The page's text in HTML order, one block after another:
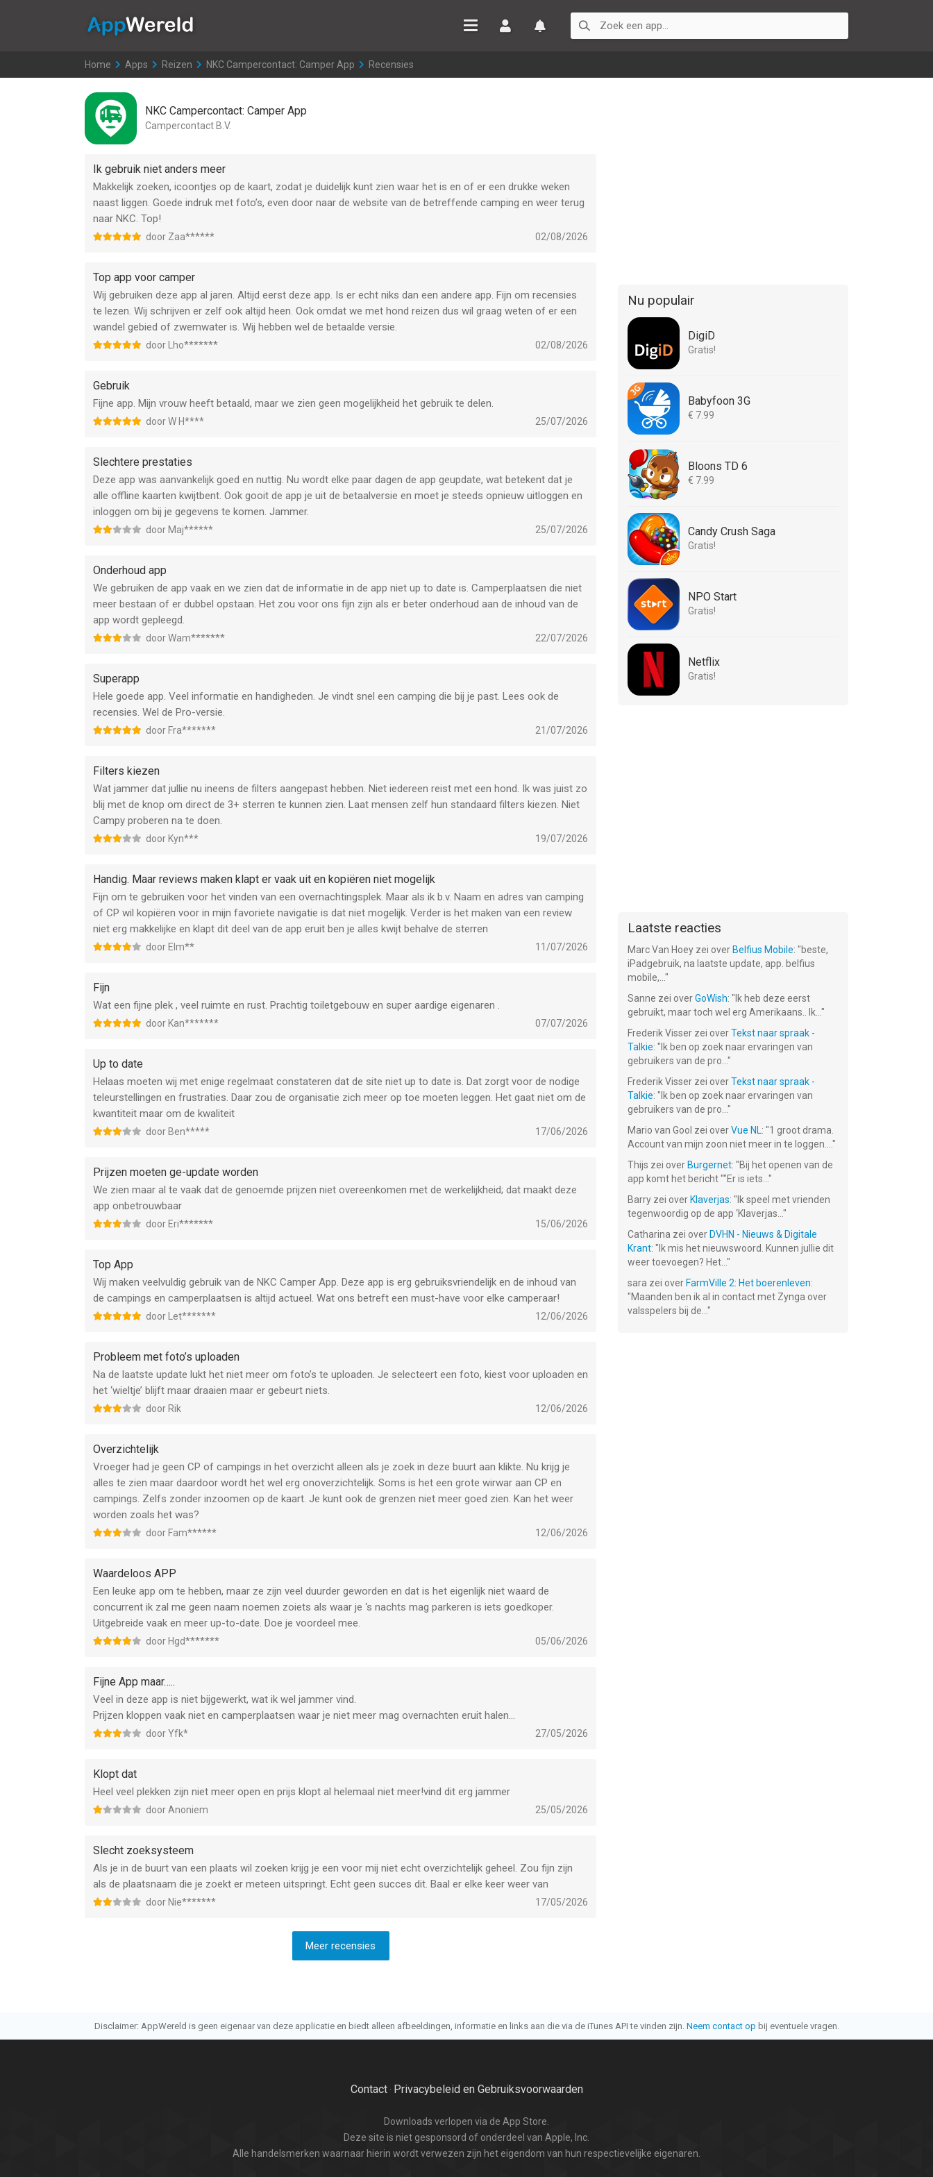
Home >
Apps >
Reizen >
NKC Campercontact: Camper App >
Recensies
NKC Campercontact: Camper App
Campercontact B.V.
Ik gebruik niet anders meer
Makkelijk zoeken, icoontjes op de kaart, zodat je duidelijk kunt zien waar het is en of er een drukke weken
naast liggen. Goede indruk met foto’s, even door naar de website van de betreffende camping en weer terug
naar NKC. Top!
door Zaa****** 02/08/2026
Top app voor camper
Wij gebruiken deze app al jaren. Altijd eerst deze app. Is er echt niks dan een andere app. Fijn om recensies
te lezen. Wij schrijven er zelf ook altijd heen. Ook omdat we met hond reizen dus wil graag weten of er een
wandel gebied of zwemwater is. Wij hebben wel de betaalde versie.
door Lho******* 02/08/2026
Gebruik
Fijne app. Mijn vrouw heeft betaald, maar we zien geen mogelijkheid het gebruik te delen.
door W H**** 25/07/2026
Slechtere prestaties
Deze app was aanvankelijk goed en nuttig. Nu wordt elke paar dagen de app geupdate, wat betekent dat je
alle offline kaarten kwijtbent. Ook gooit de app je uit de betaalversie en moet je steeds opnieuw uitloggen en
inloggen om bij je gegevens te komen. Jammer.
door Maj****** 25/07/2026
Onderhoud app
We gebruiken de app vaak en we zien dat de informatie in de app niet up to date is. Camperplaatsen die niet
meer bestaan of er dubbel opstaan. Het zou voor ons fijn zijn als er beter onderhoud aan de inhoud van de
app wordt gepleegd.
door Wam******* 22/07/2026
Superapp
Hele goede app. Veel informatie en handigheden. Je vindt snel een camping die bij je past. Lees ook de
recensies. Wel de Pro-versie.
door Fra******* 21/07/2026
Filters kiezen
Wat jammer dat jullie nu ineens de filters aangepast hebben. Niet iedereen reist met een hond. Ik was juist zo
blij met de knop om direct de 3+ sterren te kunnen zien. Laat mensen zelf hun standaard filters kiezen. Niet
Campy proberen na te doen.
door Kyn*** 19/07/2026
Handig. Maar reviews maken klapt er vaak uit en kopiëren niet mogelijk
Fijn om te gebruiken voor het vinden van een overnachtingsplek. Maar als ik b.v. Naam en adres van camping
of CP wil kopiëren voor in mijn favoriete navigatie is dat niet mogelijk. Verder is het maken van een review
niet erg makkelijke en klapt dit deel van de app eruit ben je alles kwijt behalve de sterren
door Elm** 11/07/2026
Fijn
Wat een fijne plek , veel ruimte en rust. Prachtig toiletgebouw en super aardige eigenaren .
door Kan******* 07/07/2026
Up to date
Helaas moeten wij met enige regelmaat constateren dat de site niet up to date is. Dat zorgt voor de nodige
teleurstellingen en frustraties. Daar zou de organisatie zich meer op toe moeten leggen. Het gaat niet om de
kwantiteit maar om de kwaliteit
door Ben***** 17/06/2026
Prijzen moeten ge-update worden
We zien maar al te vaak dat de genoemde prijzen niet overeenkomen met de werkelijkheid; dat maakt deze
app onbetrouwbaar
door Eri******* 15/06/2026
Top App
Wij maken veelvuldig gebruik van de NKC Camper App. Deze app is erg gebruiksvriendelijk en de inhoud van
de campings en camperplaatsen is altijd actueel. Wat ons betreft een must-have voor elke camperaar!
door Let******* 12/06/2026
Probleem met foto’s uploaden
Na de laatste update lukt het niet meer om foto’s te uploaden. Je selecteert een foto, kiest voor uploaden en
het ‘wieltje’ blijft maar draaien maar er gebeurt niets.
door Rik 12/06/2026
Overzichtelijk
Vroeger had je geen CP of campings in het overzicht alleen als je zoek in deze buurt aan klikte. Nu krijg je
alles te zien maar daardoor wordt het wel erg onoverzichtelijk. Soms is het een grote wirwar aan CP en
campings. Zelfs zonder inzoomen op de kaart. Je kunt ook de grenzen niet meer goed zien. Kan het weer
worden zoals het was?
door Fam****** 12/06/2026
Waardeloos APP
Een leuke app om te hebben, maar ze zijn veel duurder geworden en dat is het eigenlijk niet waard de
concurrent ik zal me geen naam noemen zoiets als waar je ‘s nachts mag parkeren is iets goedkoper.
Uitgebreide vaak en meer up-to-date. Doe je voordeel mee.
door Hgd******* 05/06/2026
Fijne App maar…..
Veel in deze app is niet bijgewerkt, wat ik wel jammer vind.
Prijzen kloppen vaak niet en camperplaatsen waar je niet meer mag overnachten eruit halen…
door Yfk* 27/05/2026
Klopt dat
Heel veel plekken zijn niet meer open en prijs klopt al helemaal niet meer!vind dit erg jammer
door Anoniem 25/05/2026
Slecht zoeksysteem
Als je in de buurt van een plaats wil zoeken krijg je een voor mij niet echt overzichtelijk geheel. Zou fijn zijn
als de plaatsnaam die je zoekt er meteen uitspringt. Echt geen succes dit. Baal er elke keer weer van
door Nie******* 17/05/2026
Meer recensies
Nu populair
DigiD
Gratis!
Babyfoon 3G
€ 7.99
Bloons TD 6
€ 7.99
Candy Crush Saga
Gratis!
NPO Start
Gratis!
Netflix
Gratis!
Laatste reacties
Marc Van Hoey zei over Belfius Mobile: "beste,
iPadgebruik, na laatste update, app. belfius
mobile,... "
Sanne zei overGoWish: " Ik heb deze eerst
gebruikt, maar toch wel erg Amerikaans.. Ik... "
Frederik Visser zei overTekst naar spraak -
Talkie: " Ik ben op zoek naar ervaringen van
gebruikers van de pro... "
Frederik Visser zei overTekst naar spraak -
Talkie: " Ik ben op zoek naar ervaringen van
gebruikers van de pro... "
Mario van Gool zei overVue NL: "1 groot drama.
Account van mijn zoon niet meer in te loggen.... "
Thijs zei over Burgernet: "Bij het openen van de
app komt het bericht ""Er is iets... "
Barry zei over Klaverjas: " Ik speel met vrienden
tegenwoordig op de app ‘Klaverjas... "
Catharina zei over DVHN - Nieuws & Digitale
Krant: " Ik mis het nieuwswoord. Kunnen jullie dit
weer toevoegen? Het... "
sara zei over FarmVille 2: Het boerenleven:
"Maanden ben ik al in contact met Zynga over
valsspelers bij de... "
Disclaimer: AppWereld is geen eigenaar van deze applicatie en biedt alleen afbeeldingen, informatie en links aan die via de iTunes API te vinden zijn. Neem contact op bij eventuele vragen.
Contact· Privacybeleid en Gebruiksvoorwaarden
Downloads verlopen via de App Store.
Deze site is niet gesponsord of onderdeel van Apple, Inc.
Alle handelsmerken waarnaar hierin wordt verwezen zijn het eigendom van hun respectievelijke eigenaren.